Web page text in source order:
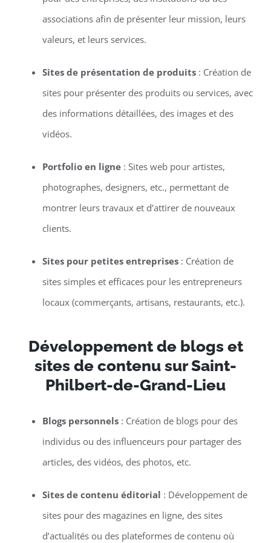
associations afin de présenter leur mission, leurs
valeurs, et leurs services.
Sites de présentation de produits: Création de
sites pour présenter des produits ou services, avec
des informations détaillées, des images et des
vidéos.
Portfolio en ligne: Sites web pour artistes,
photographes, designers, etc., permettant de
montrer leurs travaux et d’attirer de nouveaux
clients.
Sites pour petites entreprises: Création de
sites simples et efficaces pour les entrepreneurs
locaux (commerçants, artisans, restaurants, etc.).
Développement de blogs et
sites de contenu sur Saint-
Philbert-de-Grand-Lieu
Blogs personnels: Création de blogs pour des
individus ou des influenceurs pour partager des
articles, des vidéos, des photos, etc.
Sites de contenu éditorial : Développement de
sites pour des magazines en ligne, des sites
d’actualités ou des plateformes de contenu où